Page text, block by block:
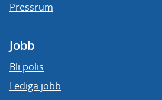
Pressrum
Jobb
Bli polis
Lediga jobb